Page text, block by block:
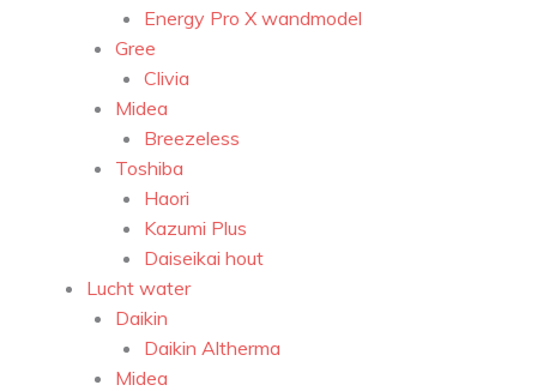
Energy Pro X wandmodel
Gree
Clivia
Midea
Breezeless
Toshiba
Haori
Kazumi Plus
Daiseikai hout
Lucht water
Daikin
Daikin Altherma
Midea